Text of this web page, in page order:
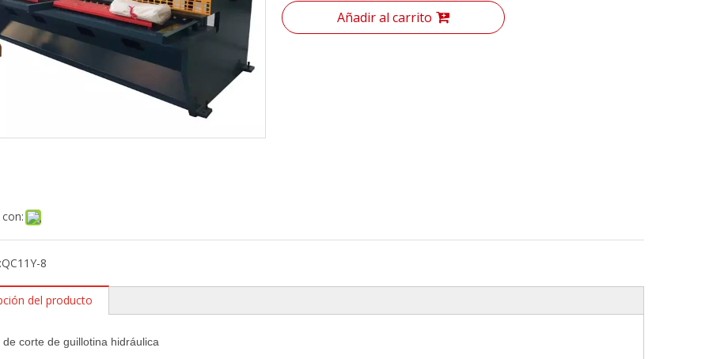
Añadir al carrito
QC11Y-8
del producto
de corte de guillotina hidráulica